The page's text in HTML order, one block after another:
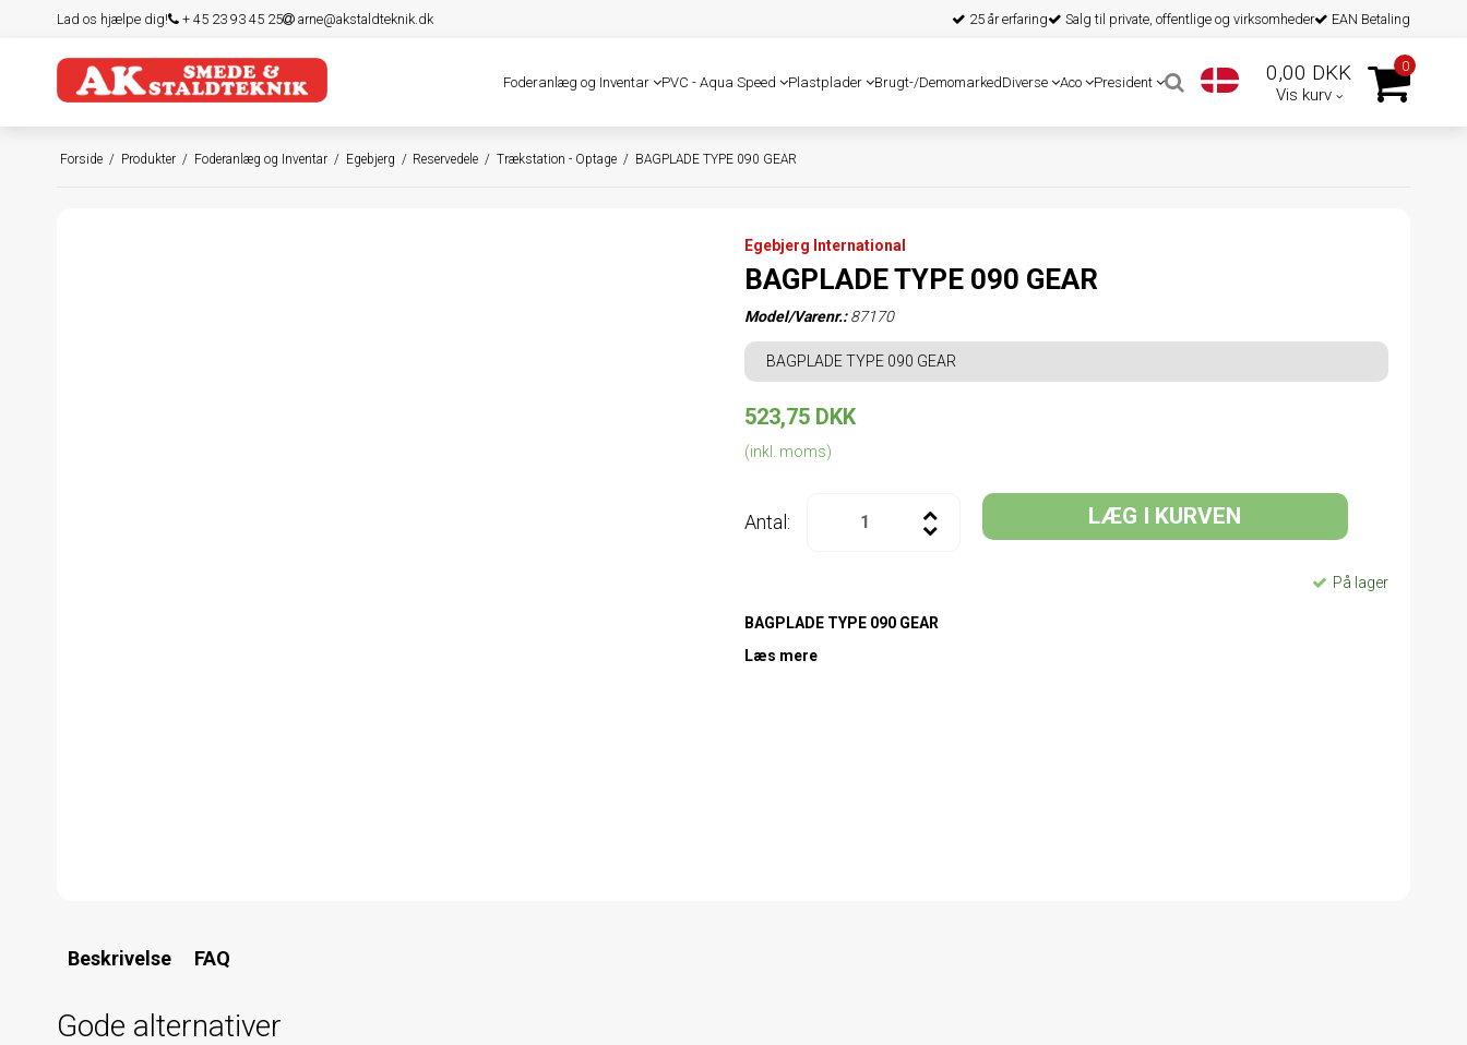
Lad os hjælpe dig! + 45 23 93 45 25 arne@akstaldteknik.dk 25 år erfaring Salg til private, offentlige og virksomheder EAN Betaling
Foderanlæg og Inventar PVC - Aqua Speed Plastplader Brugt-/DemomarkedDiverse Aco President 0,00 DKK
Vis kurv
0
Forside / Produkter / Foderanlæg og Inventar / Egebjerg / Reservedele / Trækstation - Optage / BAGPLADE TYPE 090 GEAR
Egebjerg International
BAGPLADE TYPE 090 GEAR
Model/Varenr.: 87170
BAGPLADE TYPE 090 GEAR
523,75 DKK
(inkl. moms)
Antal: LÆG I KURVEN
På lager
BAGPLADE TYPE 090 GEAR
Læs mere
Beskrivelse FAQ
Gode alternativer